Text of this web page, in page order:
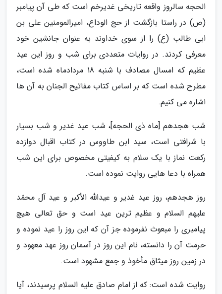
الحجه سالروز واقعه تاریخی غدیرخم است که طی آن پیامبر
(ص) در راستا بازگشت از حج الوداع، امیرالمومنین علی بن
ابی طالب (ع) را از سوی خداوند به عنوان جانشین خود
معرفی کردند. در روایات متعددی برای شب و روز این عید
عظیم که امسال مصادف با شنبه 18 مردادماه شده است،
مطرح شده است که بر اساس کتاب مفاتیح الجنان به آن ها
اشاره می کنیم.
شب هجدهم [ماه ذی الحجه]، شب عید غدیر و شب بسیار
با شرافتی است، سید ابن طاووس در کتاب اقبال دوازده
رکعت نماز با یک سلام به کیفیتی مخصوص برای این شب
همراه با دعا هایی روایت نموده است.
روز هجدهم، روز عید غدیر و عیداللّٰه الأکبر و عید آل محمّد
علیهم السلام و عظیم ترین عید است و حق تعالی هیچ
پیامبری را مبعوث نفرموده جز آن که این روز را عید نموده و
حرمت آن را دانسته، نام این روز در آسمان روز عهد معهود و
در زمین روز میثاق مأخوذ و جمع مشهود است.
روایت شده است: که از امام صادق علیه السلام پرسیدند، آیا